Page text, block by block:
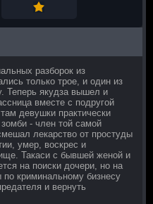
разборок из
только трое, и один из
Теперь якудза вышел и
вместе с подругой
девушки практически
- член той самой
лекарство от простуды
умер, воскрес и
Такаси с бывшей женой и
на поиски дочери, но на
криминальному бизнесу
и вернуть